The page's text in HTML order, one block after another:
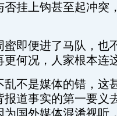
否挂上钩甚至起冲突
便进了马队，也
更何况，人家根本连
是媒体的错，这
报道事实的第一要义
为国外媒体混淆视听